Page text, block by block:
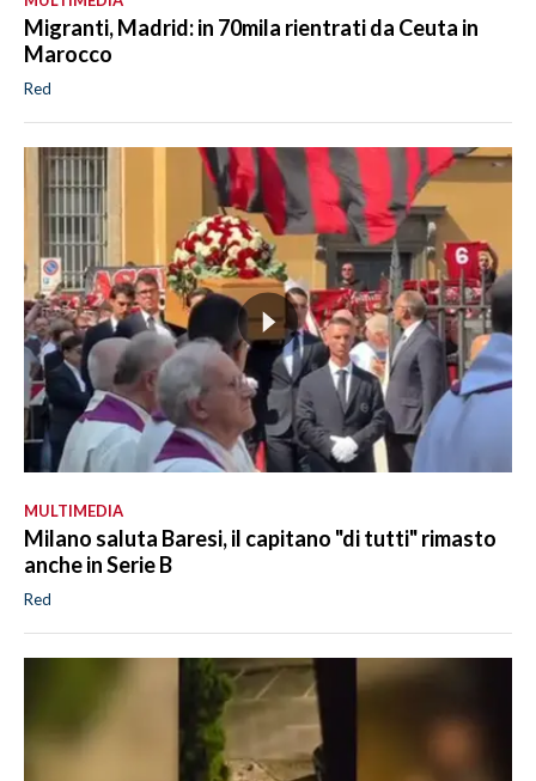
Migranti, Madrid: in 70mila rientrati da Ceuta in
Marocco
Red
MULTIMEDIA
Milano saluta Baresi, il capitano "di tutti" rimasto
anche in Serie B
Red